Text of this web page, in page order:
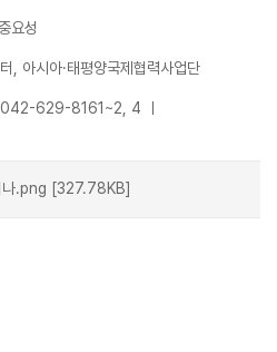
요성
, 아시아·태평양국제협력사업단
042-629-8161~2, 4 ㅣ
나.png [327.78KB]